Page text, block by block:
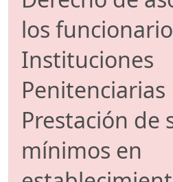
los
Instituciones
Penitenciarias
Prestación de
mínimos en